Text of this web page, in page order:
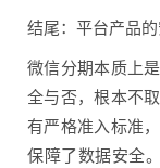
结尾：平台产品
微信分期本质上
全与否，根本不
有严格准入标准
保障了数据安全